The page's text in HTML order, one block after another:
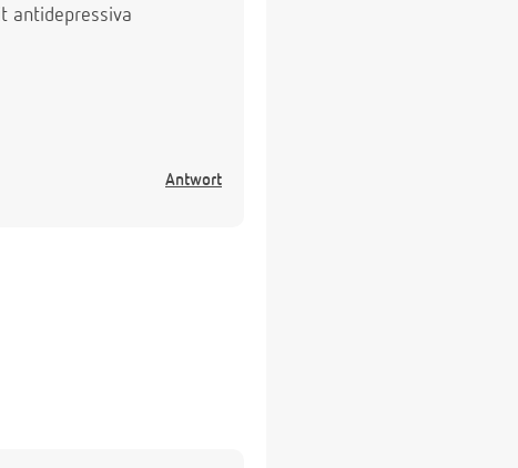
antidepressiva
Antwort